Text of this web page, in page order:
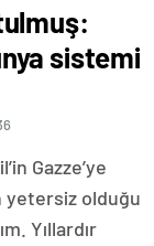
sistemi
Gazze’ye
yetersiz olduğu
Yıllardır